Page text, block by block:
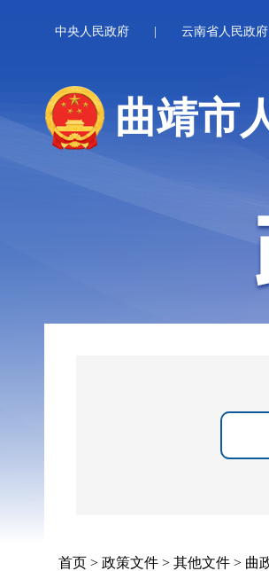
中央人民政府 云南省人民政府
曲靖市
首页 > 政策文件 > 其他文件 > 曲